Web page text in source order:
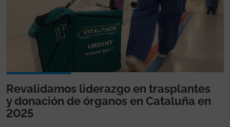
Revalidamos liderazgo en trasplantes
y donación de órganos en Cataluña en
2025